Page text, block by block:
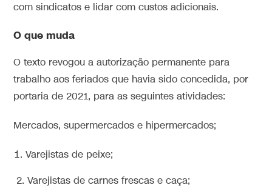
com sindicatos e lidar com custos adicionais.
O que muda
O texto revogou a autorização permanente para
trabalho aos feriados que havia sido concedida, por
portaria de 2021, para as seguintes atividades:
Mercados, supermercados e hipermercados;
Varejistas de peixe;
2. Varejistas de carnes frescas e caça;